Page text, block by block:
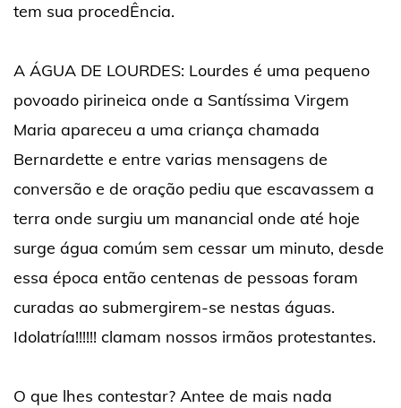
tem sua procedÊncia.
A ÁGUA DE LOURDES: Lourdes é uma pequeno
povoado pirineica onde a Santíssima Virgem
Maria apareceu a uma criança chamada
Bernardette e entre varias mensagens de
conversão e de oração pediu que escavassem a
terra onde surgiu um manancial onde até hoje
surge água comúm sem cessar um minuto, desde
essa época então centenas de pessoas foram
curadas ao submergirem-se nestas águas.
Idolatría!!!!!! clamam nossos irmãos protestantes.
O que lhes contestar? Antee de mais nada